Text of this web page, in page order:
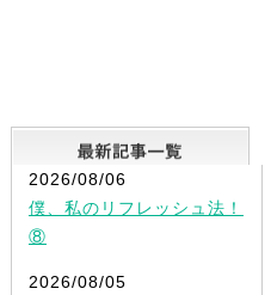
2026/08/06
僕、私のリフレッシュ法！
⑧
2026/08/05